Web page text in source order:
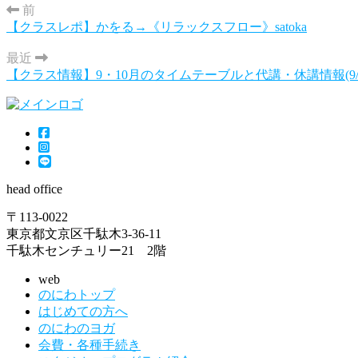
前
【クラスレポ】かをる→《リラックスフロー》satoka
最近
【クラス情報】9・10月のタイムテーブルと代講・休講情報
head office
〒113-0022
東京都文京区千駄木3-36-11
千駄木センチュリー21 2階
web
のにわトップ
はじめての方へ
のにわのヨガ
会費・各種手続き